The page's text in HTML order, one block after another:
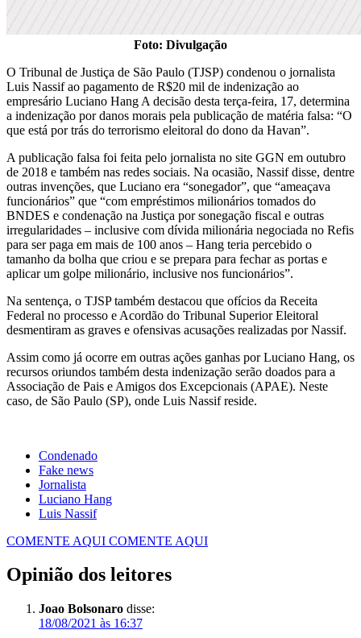
Foto: Divulgação
O Tribunal de Justiça de São Paulo (TJSP) condenou o jornalista
Luis Nassif ao pagamento de R$20 mil de indenização ao
empresário Luciano Hang A decisão desta terça-feira, 17, determina
a indenização por danos morais pela publicação de matéria falsa: “O
que está por trás do terrorismo eleitoral do dono da Havan”.
A publicação falsa foi feita pelo jornalista no site GGN em outubro
de 2018 e também nas redes sociais. Na ocasião, Nassif disse, dentre
outras invenções, que Luciano era “sonegador”, que “ameaçava
funcionários” que “com empréstimos milionários tomados do
BNDES e condenação na Justiça por sonegação fiscal e outras
irregularidades – inclusive com dívida milionária negociada no Refis
para ser paga em mais de 100 anos – Hang teria percebido o
tamanho da bolha que criou e se prepara para fechar as portas e
aplicar um golpe milionário, inclusive nos funcionários”.
Na sentença, o TJSP também destacou que ofícios da Receita
Federal no processo e Acordão do Tribunal Superior Eleitoral
desmentiram as graves e ofensivas acusações realizadas por Nassif.
Assim como já ocorre em outras ações ganhas por Luciano Hang, os
recursos oriundos também desta indenização serão doados para a
Associação de Pais e Amigos dos Excepcionais (APAE). Neste
caso, de São Paulo (SP), onde Luis Nassif reside.
Condenado
Fake news
Jornalista
Luciano Hang
Luis Nassif
COMENTE AQUI COMENTE AQUI
Opinião dos leitores
Joao Bolsonaro disse:
18/08/2021 às 16:37